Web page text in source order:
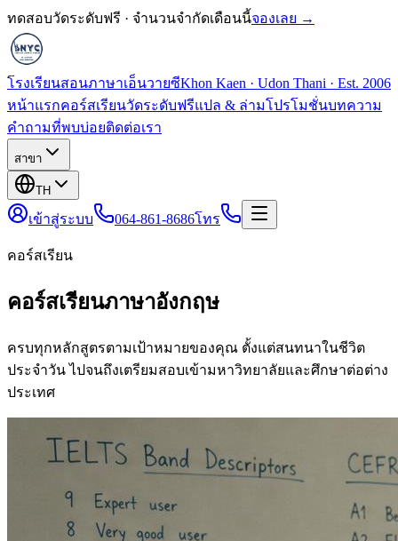
ทดสอบวัดระดับฟรี · จำนวนจำกัดเดือนนี้จองเลย →
โรงเรียนสอนภาษาเอ็นวายซีKhon Kaen · Udon Thani · Est. 2006
หน้าแรกคอร์สเรียนวัดระดับฟรีแปล & ล่ามโปรโมชั่นบทความ
คำถามที่พบบ่อยติดต่อเรา
สาขา
TH
เข้าสู่ระบบ 064-861-8686โทร
คอร์สเรียน
คอร์สเรียนภาษาอังกฤษ
ครบทุกหลักสูตรตามเป้าหมายของคุณ ตั้งแต่สนทนาในชีวิต
ประจำวัน ไปจนถึงเตรียมสอบเข้ามหาวิทยาลัยและศึกษาต่อต่าง
ประเทศ